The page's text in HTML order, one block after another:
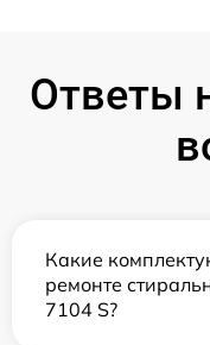
Ответы
Какие
ремонте
7104 S?